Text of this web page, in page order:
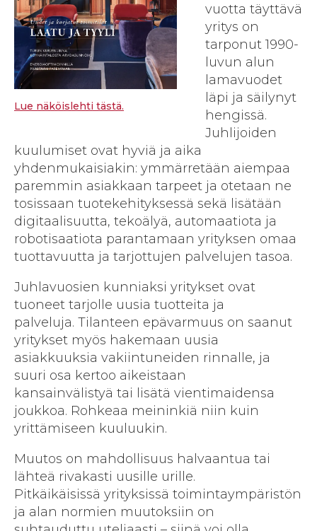
Lue näköislehti tästä.
vuotta täyttävä
yritys on
tarponut 1990-
luvun alun
lamavuodet
läpi ja säilynyt
hengissä.
Juhlijoiden
kuulumiset ovat hyviä ja aika
yhdenmukaisiakin: ymmärretään aiempaa
paremmin asiakkaan tarpeet ja otetaan ne
tosissaan tuotekehityksessä sekä lisätään
digitaalisuutta, tekoälyä, automaatiota ja
robotisaatiota parantamaan yrityksen omaa
tuottavuutta ja tarjottujen palvelujen tasoa.
Juhlavuosien kunniaksi yritykset ovat
tuoneet tarjolle uusia tuotteita ja
palveluja. Tilanteen epävarmuus on saanut
yritykset myös hakemaan uusia
asiakkuuksia vakiintuneiden rinnalle, ja
suuri osa kertoo aikeistaan
kansainvälistyä tai lisätä vientimaidensa
joukkoa. Rohkeaa meininkiä niin kuin
yrittämiseen kuuluukin.
Muutos on mahdollisuus halvaantua tai
lähteä rivakasti uusille urille.
Pitkäikäisissä yrityksissä toimintaympäristön
ja alan normien muutoksiin on